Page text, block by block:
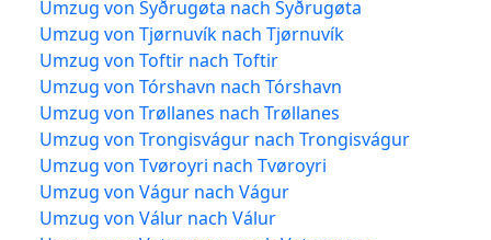
Umzug von Syðrugøta nach Syðrugøta
Umzug von Tjørnuvík nach Tjørnuvík
Umzug von Toftir nach Toftir
Umzug von Tórshavn nach Tórshavn
Umzug von Trøllanes nach Trøllanes
Umzug von Trongisvágur nach Trongisvágur
Umzug von Tvøroyri nach Tvøroyri
Umzug von Vágur nach Vágur
Umzug von Válur nach Válur